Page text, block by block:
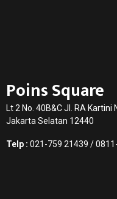
Poins Square
Lt 2 No. 40B&C Jl. RA
Jakarta Selatan 12440
Telp : 021-759 21439 /